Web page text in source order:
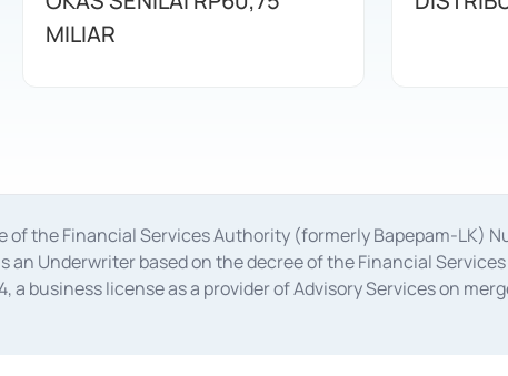
MILIAR
the Financial Services Authority (formerly Bapepam-LK)
an Underwriter based on the decree of the Financial
a business license as a provider of Advisory Services on
S-67/PM.21/2014 dated February 28, 2014, a business